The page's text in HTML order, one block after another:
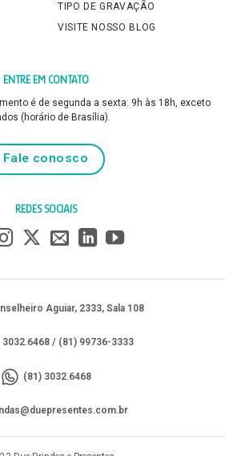
TIPO DE GRAVAÇÃO
VISITE NOSSO BLOG
ENTRE EM CONTATO
é de segunda a sexta: 9h às 18h, exceto
(horário de Brasília).
Fale conosco
REDES SOCIAIS
Aguiar, 2333, Sala 108
3032.6468/ (81) 99736-3333
(81) 3032.6468